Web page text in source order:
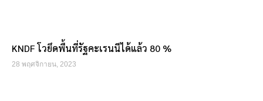
KNDF โวยึดพื้นที่รัฐคะเรนนีได้แล้ว 80 %
28 พฤศจิกายน, 2023